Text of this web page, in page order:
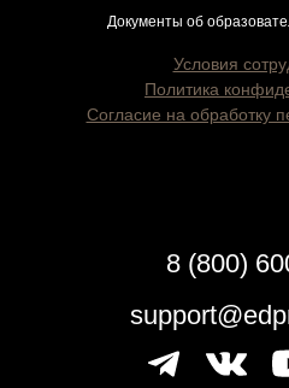
Документы об
Условия
Политика
Согласие на обработку
8 (800)